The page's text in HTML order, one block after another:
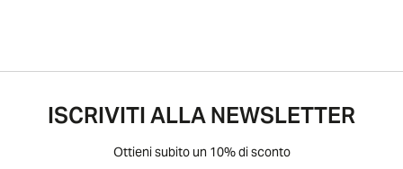
ISCRIVITI ALLA NEWSLETTER
Ottieni subito un 10% di sconto